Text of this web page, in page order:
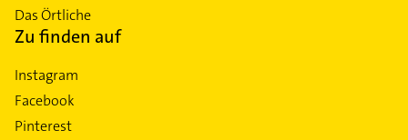
Das Örtliche
Zu finden auf
Instagram
Facebook
Pinterest